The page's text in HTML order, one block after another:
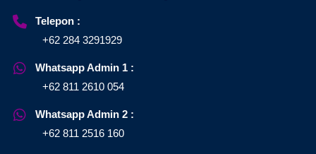
Telepon :
+62 284 3291929
Whatsapp Admin 1 :
+62 811 2610 054
Whatsapp Admin 2 :
+62 811 2516 160